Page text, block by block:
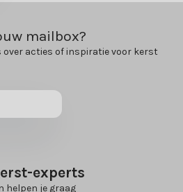
mailbox?
over acties of inspiratie voor kerst
experts
helpen je graag